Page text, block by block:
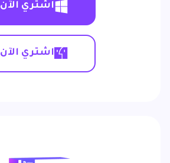
اشتري الآن
اشتري الآن